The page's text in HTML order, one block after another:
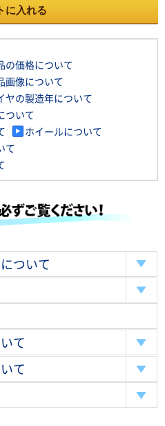
に入れる
の価格について
画像について
ヤの製造年について
ついて
ホイールについて
て
ついて
て
て